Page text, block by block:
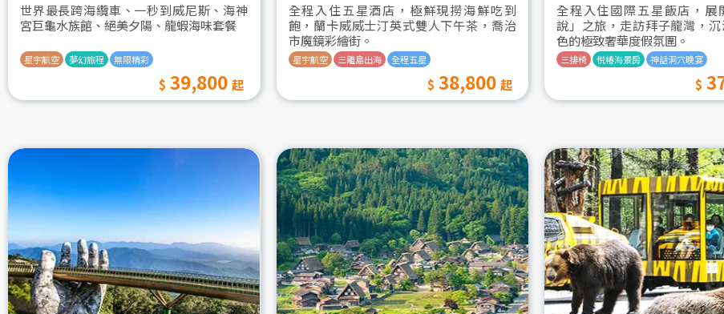
世界最長跨海纜車、一秒到威尼斯、海神
宮巨龜水族館、絕美夕陽、龍蝦海味套餐
星宇航空 夢幻旅程 無限精彩
39,800
全程入住五星酒店，極鮮現撈海鮮吃到
飽，蘭卡威威士汀英式雙人下午茶，喬治
市魔鏡彩繪街。
星宇航空 三離島出海 全程五星
38,800
全程入住國際五星飯店，展
說」之旅，走訪拜子龍灣，
色的極致奢華度假氛圍。
三排椅 悦椿海景房 神話洞穴晚宴